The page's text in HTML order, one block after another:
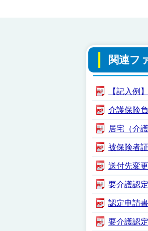
関連フ
【記入例
介護保険
居宅（介
被保険者
送付先変
要介護認
認定申請
要介護認